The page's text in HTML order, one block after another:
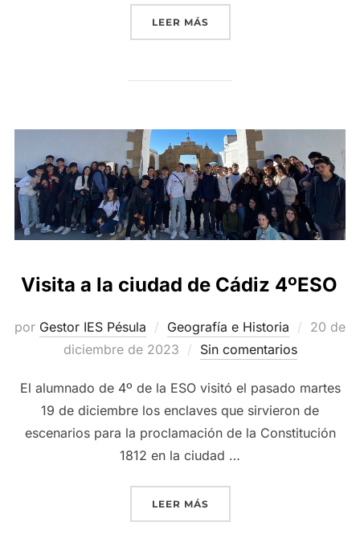
LEER MÁS«VISITA DEL ALUMNADO
Visita a la ciudad de Cádiz 4ºESO
por Gestor IES Pésula Geografía e Historia
20 de
diciembre de 2023
Sin comentarios
El alumnado de 4º de la ESO visitó el pasado martes
19 de diciembre los enclaves que sirvieron de
escenarios para la proclamación de la Constitución
1812 en la ciudad …
LEER MÁS«VISITA A LA CIUDAD DE